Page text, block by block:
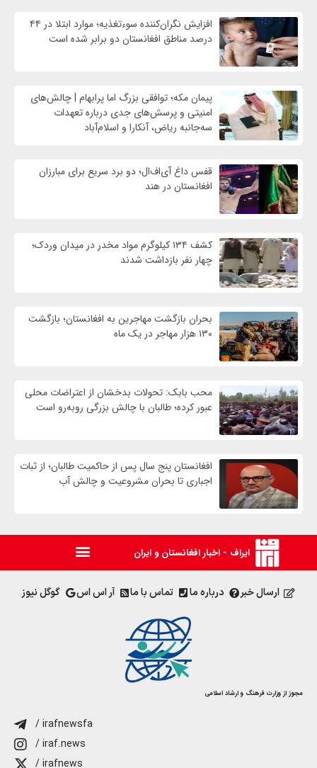
افزایش نگران‌کننده سوءتغذیه؛ موارد ابتلا در ۴۴
درصد مناطق افغانستان دو برابر شده است
پیمان مکه؛ توافقی بزرگ اما پرابهام | چالش‌های
امنیتی و پرسش‌های جدی درباره تعهدات
سه‌جانبه ریاض، آنکارا و اسلام‌آباد
قفس داغ آی‌اف‌ال؛ دو برد سریع برای مبارزان
افغانستان در هند
کشف ۱۳۴ کیلوگرم مواد مخدر در میدان وردک؛
چهار نفر بازداشت شدند
بحران بازگشت مهاجرین به افغانستان؛ بازگشت
۱۳۰ هزار مهاجر در یک ماه
محب بابک: تحولات بدخشان از اعتراضات محلی
عبور کرده؛ طالبان با چالش بزرگی روبه‌رو است
افغانستان پنج سال پس از حاکمیت طالبان؛ از ثبات
اجباری تا بحران مشروعیت و چالش آب
ایراف - اخبار افغانستان و ایران
ارسال خبر درباره ما تماس با ما آر اس اس گوگل نیوز
مجوز از وزارت فرهنگ و ارشاد اسلامی
/ irafnewsfa
/ iraf.news
/ irafnews